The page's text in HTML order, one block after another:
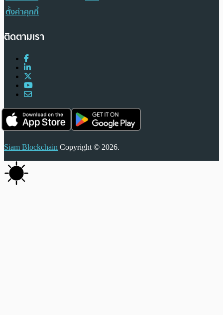
ตั้งค่าคุกกี้
ติดตามเรา
Siam Blockchain Copyright © 2026.